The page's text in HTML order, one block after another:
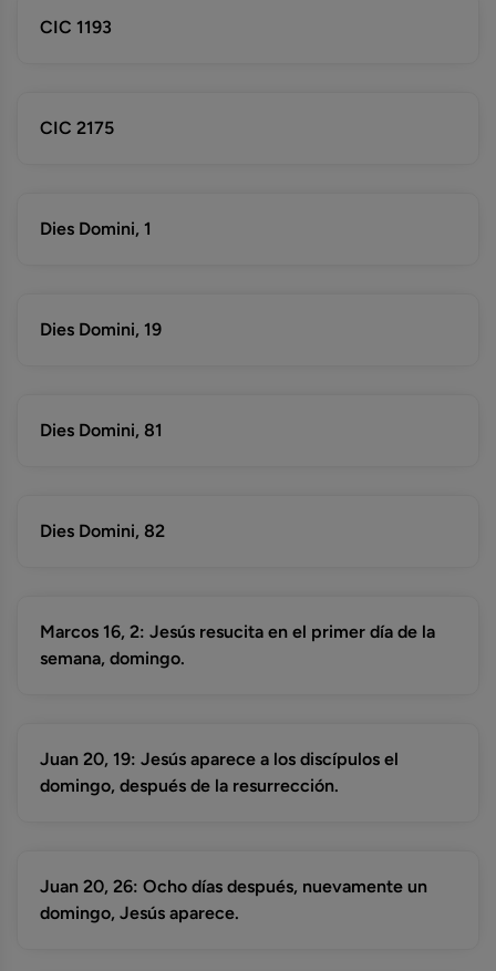
CIC 1193
CIC 2175
Dies Domini, 1
Dies Domini, 19
Dies Domini, 81
Dies Domini, 82
Marcos 16, 2: Jesús resucita en el primer día de la
semana, domingo.
Juan 20, 19: Jesús aparece a los discípulos el
domingo, después de la resurrección.
Juan 20, 26: Ocho días después, nuevamente un
domingo, Jesús aparece.